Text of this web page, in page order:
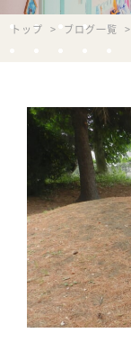
トップ > ブログ一覧 >